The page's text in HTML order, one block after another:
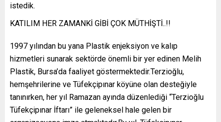
istedik.
KATILIM HER ZAMANKİ GİBİ ÇOK MÜTHİŞTİ..!!
1997 yılından bu yana Plastik enjeksiyon ve kalıp
hizmetleri sunarak sektörde önemli bir yer edinen Melih
Plastik, Bursa’da faaliyet göstermektedir.Terzioğlu,
hemşehrilerine ve Tüfekçipınar köyüne olan desteğiyle
tanınırken, her yıl Ramazan ayında düzenlediği “Terzioğlu
Tüfekçipınar İftarı” ile geleneksel hale gelen bir